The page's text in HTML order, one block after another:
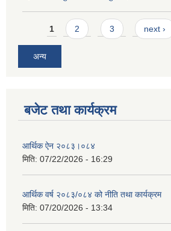
Pages
1 2 3 next ›
अन्य
बजेट तथा कार्यक्रम
आर्थिक ऐन २०८३।०८४
मिति: 07/22/2026 - 16:29
आर्थिक वर्ष २०८३/०८४ को नीति तथा कार्यक्रम
मिति: 07/20/2026 - 13:34